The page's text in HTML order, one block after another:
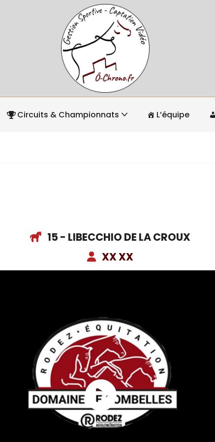
Circuits & Championnats L’équipe
15 - LIBECCHIO DE LA CROUX
XX XX